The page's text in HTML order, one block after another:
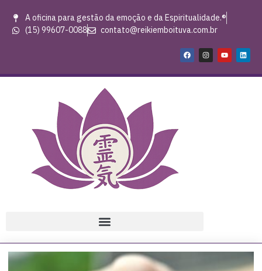
A oficina para gestão da emoção e da Espiritualidade.®
(15) 99607-0088
contato@reikiemboituva.com.br